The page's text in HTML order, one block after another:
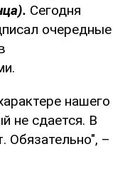
Сегодня
очередные
нашего
не сдается. В
Обязательно", –